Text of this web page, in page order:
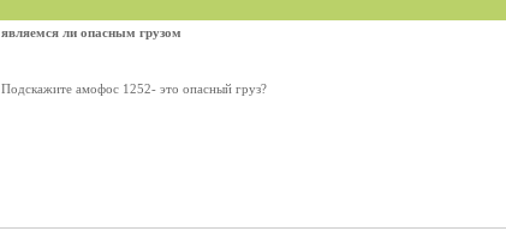
являемся ли опасным грузом
Подскажите амофос 1252- это опасный груз?